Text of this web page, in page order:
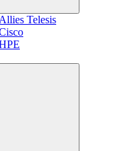
Telesis